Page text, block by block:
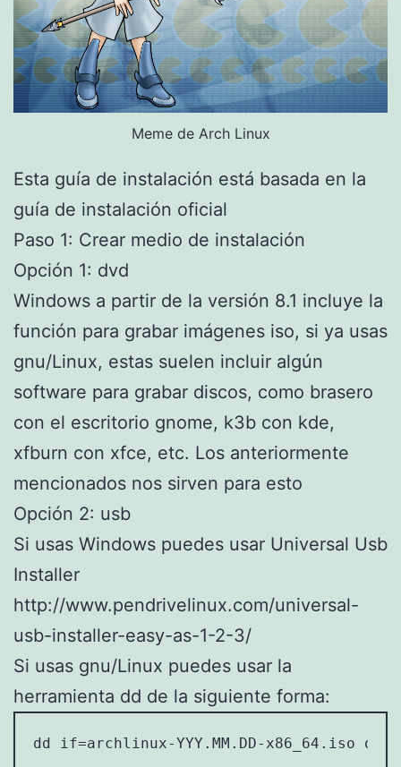
Meme de Arch Linux
Esta guía de instalación está basada en la
guía de instalación oficial
Paso 1: Crear medio de instalación
Opción 1: dvd
Windows a partir de la versión 8.1 incluye la
función para grabar imágenes iso, si ya usas
gnu/Linux, estas suelen incluir algún
software para grabar discos, como brasero
con el escritorio gnome, k3b con kde,
xfburn con xfce, etc. Los anteriormente
mencionados nos sirven para esto
Opción 2: usb
Si usas Windows puedes usar Universal Usb
Installer
http://www.pendrivelinux.com/universal-
usb-installer-easy-as-1-2-3/
Si usas gnu/Linux puedes usar la
herramienta dd de la siguiente forma:
dd if=archlinux-YYY.MM.DD-x86_64.iso of=/